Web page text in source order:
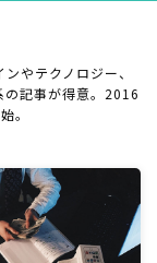
やテクノロジー、
の記事が得意。2016
。